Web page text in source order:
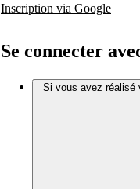
Inscription via Google
Se connecter
Si vous avez réalisé